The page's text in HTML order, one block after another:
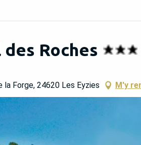
Roches
la Forge, 24620 Les Eyzies M'y